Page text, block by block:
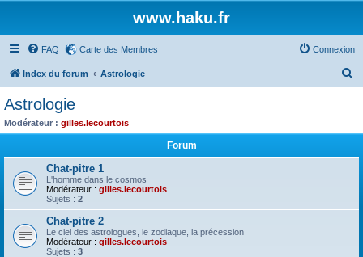
www.haku.fr
FAQ Carte des Membres Connexion
Index du forum Astrologie
h
Astrologie
Modérateur : gilles.lecourtois
Forum
Chat-pitre 1
L'homme dans le cosmos
Modérateur : gilles.lecourtois
Sujets : 2
Chat-pitre 2
Le ciel des astrologues, le zodiaque, la précession
Modérateur : gilles.lecourtois
Sujets : 3